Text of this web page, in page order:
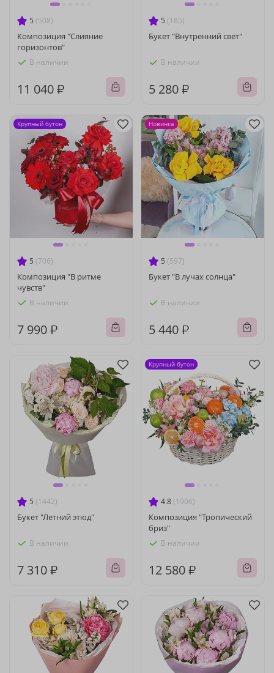
5 (508)
Композиция "Слияние
горизонтов"
В наличии
11 040 ₽
5 (185)
Букет "Внутренний свет"
В наличии
5 280 ₽
5 (706)
Композиция "В ритме
чувств"
В наличии
7 990 ₽
Крупный бутон
5 (597)
Букет "В лучах солнца"
В наличии
5 440 ₽
Новинка
5 (1442)
Букет "Летний этюд"
В наличии
7 310 ₽
4.8 (1906)
Композиция "Тропический
бриз"
В наличии
12 580 ₽
Крупный бутон